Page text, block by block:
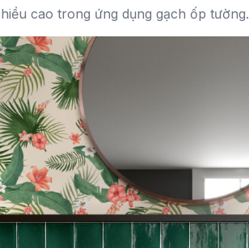
cao trong ứng dụng gạch ốp tường.